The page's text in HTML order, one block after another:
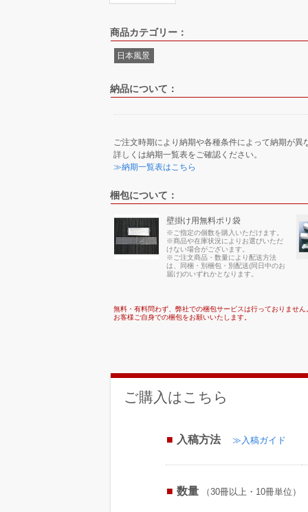
商品カテゴリー：
日本風景
納品について：
ご注文時期により納期や各種条件によって納期が異
詳しくは納期一覧表をご確認ください。
≫納期一覧表はこちら
梱包について：
壁掛け用無料ポリ袋
※ご指定の個数を購入いただけます。
※商品や在庫状況によりお選びいただ
けない場合がございます。
※ご注文商品・数量により配送方法
は、同梱・別梱包・別配送(同日中のお
届け)のいずれかとなります。
無料・有料問わず、弊社での梱包サービスは行っておりません
お客様ご自身での梱包をお願いいたします。
ご購入はこちら
入稿方法 ≫入稿ガイド
数量 （30冊以上・10冊単位）